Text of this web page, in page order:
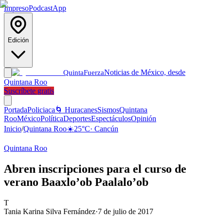
ImpresoPodcastApp
Edición
QuintaFuerzaNoticias de México, desde
Quintana Roo
Suscríbete gratis
PortadaPoliciaca 🌀 HuracanesSismosQuintana
RooMéxicoPolíticaDeportesEspectáculosOpinión
Inicio/Quintana Roo☀️25°C· Cancún
Quintana Roo
Abren inscripciones para el curso de
verano Baaxlo’ob Paalalo’ob
T
Tania Karina Silva Fernández·7 de julio de 2017